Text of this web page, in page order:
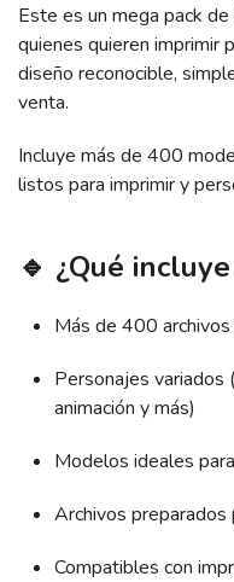
Este es un mega pack
quienes quieren imprimir
diseño reconocible,
venta.
Incluye más de 400
listos para imprimir y
🔹 ¿Qué
Más de 400
Personajes variados
animación y más)
Modelos ideales
Archivos preparados
Compatibles con